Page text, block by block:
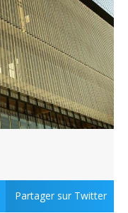
Partager sur Twitter